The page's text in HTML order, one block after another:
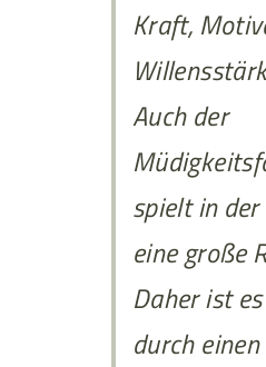
Kraft,
Auch der
spielt in
eine große
Daher ist
durch einen